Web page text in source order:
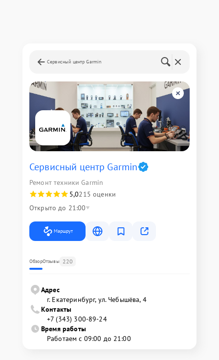
Сервисный центр Garmin
Сервисный центр Garmin
Ремонт техники Garmin
5,0215 оценки
Открыто до 21:00
Маршрут
ОбзорОтзывы 220
Адрес
г. Екатеринбург, ул. Чебышёва, 4
Контакты
+7 (343) 300-89-24
Время работы
Работаем с 09:00 до 21:00